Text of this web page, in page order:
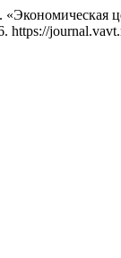
https://